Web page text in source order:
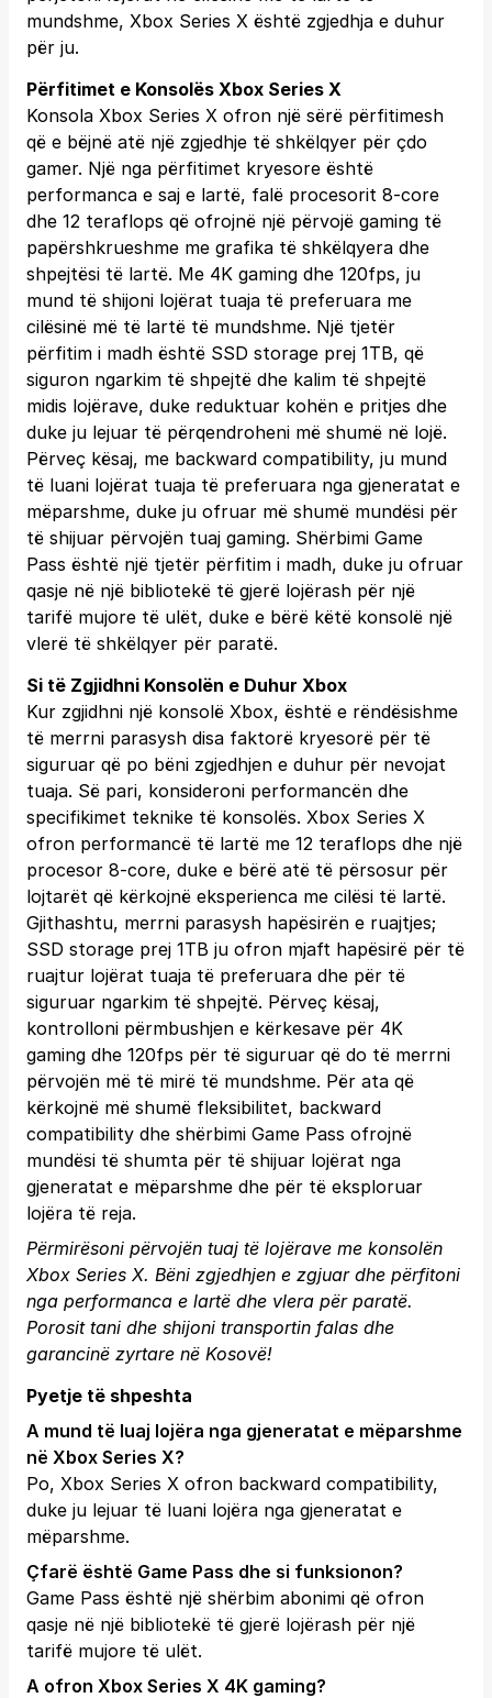
mundshme, Xbox Series X është zgjedhja e duhur
për ju.
Përfitimet e Konsolës Xbox Series X
Konsola Xbox Series X ofron një sërë përfitimesh
që e bëjnë atë një zgjedhje të shkëlqyer për çdo
gamer. Një nga përfitimet kryesore është
performanca e saj e lartë, falë procesorit 8-core
dhe 12 teraflops që ofrojnë një përvojë gaming të
papërshkrueshme me grafika të shkëlqyera dhe
shpejtësi të lartë. Me 4K gaming dhe 120fps, ju
mund të shijoni lojërat tuaja të preferuara me
cilësinë më të lartë të mundshme. Një tjetër
përfitim i madh është SSD storage prej 1TB, që
siguron ngarkim të shpejtë dhe kalim të shpejtë
midis lojërave, duke reduktuar kohën e pritjes dhe
duke ju lejuar të përqendroheni më shumë në lojë.
Përveç kësaj, me backward compatibility, ju mund
të luani lojërat tuaja të preferuara nga gjeneratat e
mëparshme, duke ju ofruar më shumë mundësi për
të shijuar përvojën tuaj gaming. Shërbimi Game
Pass është një tjetër përfitim i madh, duke ju ofruar
qasje në një bibliotekë të gjerë lojërash për një
tarifë mujore të ulët, duke e bërë këtë konsolë një
vlerë të shkëlqyer për paratë.
Si të Zgjidhni Konsolën e Duhur Xbox
Kur zgjidhni një konsolë Xbox, është e rëndësishme
të merrni parasysh disa faktorë kryesorë për të
siguruar që po bëni zgjedhjen e duhur për nevojat
tuaja. Së pari, konsideroni performancën dhe
specifikimet teknike të konsolës. Xbox Series X
ofron performancë të lartë me 12 teraflops dhe një
procesor 8-core, duke e bërë atë të përsosur për
lojtarët që kërkojnë eksperienca me cilësi të lartë.
Gjithashtu, merrni parasysh hapësirën e ruajtjes;
SSD storage prej 1TB ju ofron mjaft hapësirë për të
ruajtur lojërat tuaja të preferuara dhe për të
siguruar ngarkim të shpejtë. Përveç kësaj,
kontrolloni përmbushjen e kërkesave për 4K
gaming dhe 120fps për të siguruar që do të merrni
përvojën më të mirë të mundshme. Për ata që
kërkojnë më shumë fleksibilitet, backward
compatibility dhe shërbimi Game Pass ofrojnë
mundësi të shumta për të shijuar lojërat nga
gjeneratat e mëparshme dhe për të eksploruar
lojëra të reja.
Përmirësoni përvojën tuaj të lojërave me konsolën
Xbox Series X. Bëni zgjedhjen e zgjuar dhe përfitoni
nga performanca e lartë dhe vlera për paratë.
Porosit tani dhe shijoni transportin falas dhe
garancinë zyrtare në Kosovë!
Pyetje të shpeshta
A mund të luaj lojëra nga gjeneratat e mëparshme
në Xbox Series X?
Po, Xbox Series X ofron backward compatibility,
duke ju lejuar të luani lojëra nga gjeneratat e
mëparshme.
Çfarë është Game Pass dhe si funksionon?
Game Pass është një shërbim abonimi që ofron
qasje në një bibliotekë të gjerë lojërash për një
tarifë mujore të ulët.
A ofron Xbox Series X 4K gaming?